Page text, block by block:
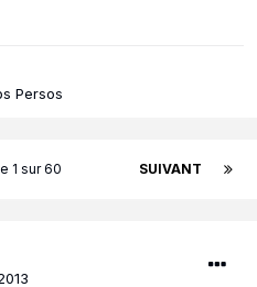
Persos
SUIVANT
1 sur 60